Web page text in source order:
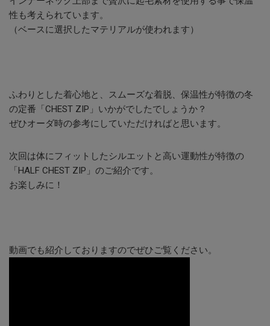
性も考えられています。
（ベースに選択したマテリアルが使われます）
ふわりとした着心地と、スムーズな着脱、保温性が特徴の冬
の定番「CHEST ZIP」いかがでしたでしょうか？
ぜひオーダ時の参考にしていただければと思います。
次回は体にフィットしたシルエットと高い運動性が特徴の
「HALF CHEST ZIP」のご紹介です。
お楽しみに！
動画でも紹介しておりますのでぜひご覧ください。